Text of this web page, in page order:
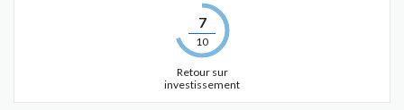
7
10
Retour sur
investissement